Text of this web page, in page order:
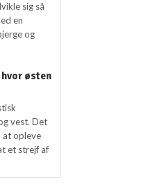
sig så
en
og
østen
vest. Det
at opleve
et strejf af